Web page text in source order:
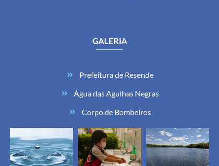
GALERIA
Prefeitura de Resende
Água das Agulhas Negras
Corpo de Bombeiros